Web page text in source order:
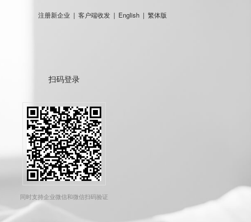
注册新企业 | 客户端收发 | English | 繁体版
扫码登录